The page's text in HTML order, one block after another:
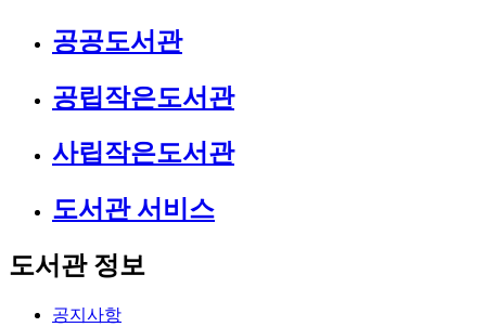
공공도서관
공립작은도서관
사립작은도서관
도서관 서비스
도서관 정보
공지사항